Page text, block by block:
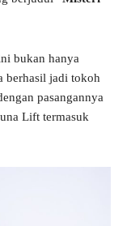
bukan hanya
berhasil jadi tokoh
pasangannya
Lift termasuk